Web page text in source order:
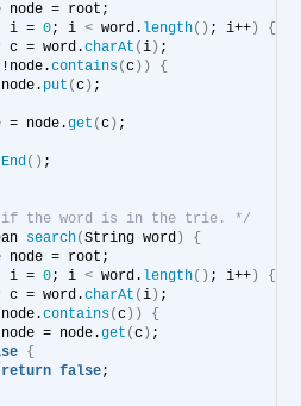
node = root;
i = 0; i < word. length() ; i++ )
{
c = word.
charAt (i ) ;
!node.contains(c ))
{
put (c ) ;
= node.
get (c ) ;
() ;
if the word is in the trie. */
search(String word )
{
node = root;
i = 0; i < word. length() ; i++ )
{
c = word.
charAt (i ) ;
node.contains(c ))
{
= node.
get (c ) ;
{
return false;